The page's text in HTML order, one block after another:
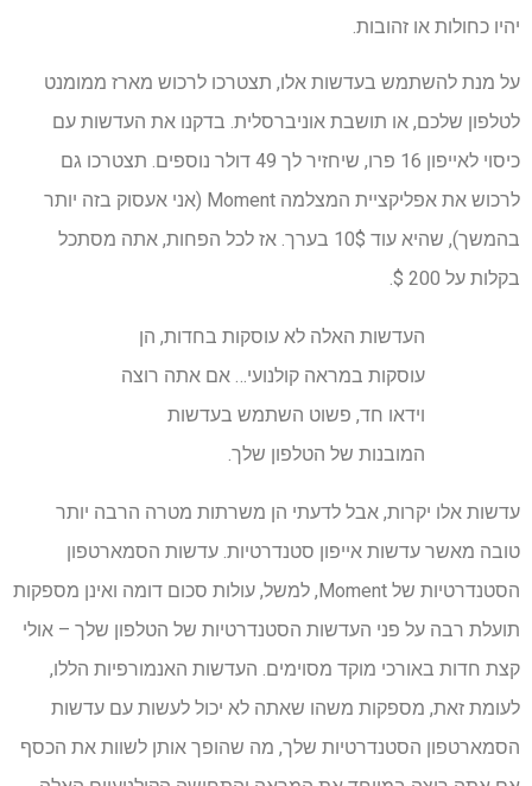
יהיו כחולות או זהובות.
על מנת להשתמש בעדשות אלו, תצטרכו לרכוש מארז ממומנט
לטלפון שלכם, או תושבת אוניברסלית. בדקנו את העדשות עם
כיסוי לאייפון 16 פרו, שיחזיר לך 49 דולר נוספים. תצטרכו גם
לרכוש את אפליקציית המצלמה Moment (אני אעסוק בזה יותר
בהמשך), שהיא עוד 10$ בערך. אז לכל הפחות, אתה מסתכל
בקלות על 200 $.
העדשות האלה לא עוסקות בחדות, הן
עוסקות במראה קולנועי… אם אתה רוצה
וידאו חד, פשוט השתמש בעדשות
המובנות של הטלפון שלך.
עדשות אלו יקרות, אבל לדעתי הן משרתות מטרה הרבה יותר
טובה מאשר עדשות אייפון סטנדרטיות. עדשות הסמארטפון
הסטנדרטיות של Moment, למשל, עולות סכום דומה ואינן מספקות
תועלת רבה על פני העדשות הסטנדרטיות של הטלפון שלך – אולי
קצת חדות באורכי מוקד מסוימים. העדשות האנמורפיות הללו,
לעומת זאת, מספקות משהו שאתה לא יכול לעשות עם עדשות
הסמארטפון הסטנדרטיות שלך, מה שהופך אותן לשוות את הכסף